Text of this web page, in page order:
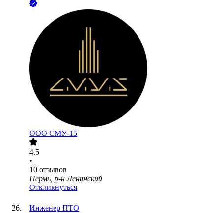
ООО СМУ-15
4.5
•
10 отзывов
Пермь, р-н Ленинский
Откликнуться
Инженер ПТО